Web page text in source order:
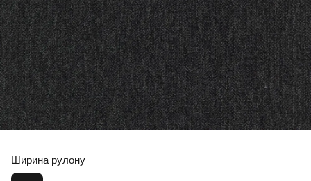
Ширина рулону